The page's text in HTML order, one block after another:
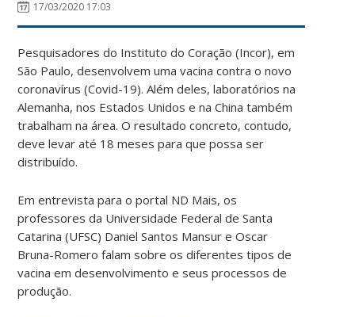
17/03/2020 17:03
Pesquisadores do Instituto do Coração (Incor), em
São Paulo, desenvolvem uma vacina contra o novo
coronavírus (Covid-19). Além deles, laboratórios na
Alemanha, nos Estados Unidos e na China também
trabalham na área. O resultado concreto, contudo,
deve levar até 18 meses para que possa ser
distribuído.
Em entrevista para o portal ND Mais, os
professores da Universidade Federal de Santa
Catarina (UFSC) Daniel Santos Mansur e Oscar
Bruna-Romero falam sobre os diferentes tipos de
vacina em desenvolvimento e seus processos de
produção.